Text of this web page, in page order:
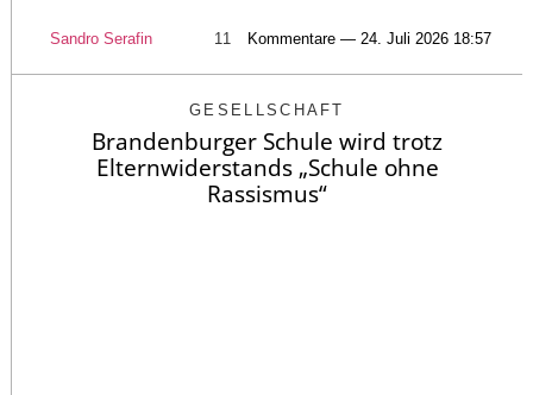
Sandro Serafin 11 Kommentare — 24. Juli 2026 18:57
GESELLSCHAFT
Brandenburger Schule wird trotz
Elternwiderstands „Schule ohne
Rassismus“